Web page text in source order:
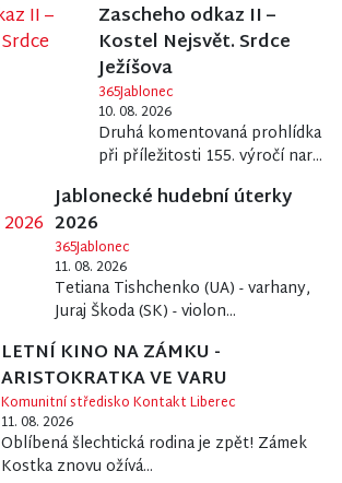
Zascheho odkaz II –
Kostel Nejsvět. Srdce
Ježíšova
365Jablonec
10. 08. 2026
Druhá komentovaná prohlídka
při příležitosti 155. výročí nar...
Jablonecké hudební úterky
2026
365Jablonec
11. 08. 2026
Tetiana Tishchenko (UA) - varhany,
Juraj Škoda (SK) - violon...
LETNÍ KINO NA ZÁMKU -
ARISTOKRATKA VE VARU
Komunitní středisko Kontakt Liberec
11. 08. 2026
Oblíbená šlechtická rodina je zpět! Zámek
Kostka znovu ožívá...